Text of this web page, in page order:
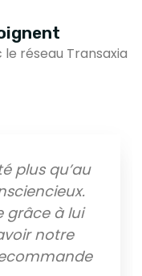
réseau Transaxia
en février
M. Delcroix est
et un savoir